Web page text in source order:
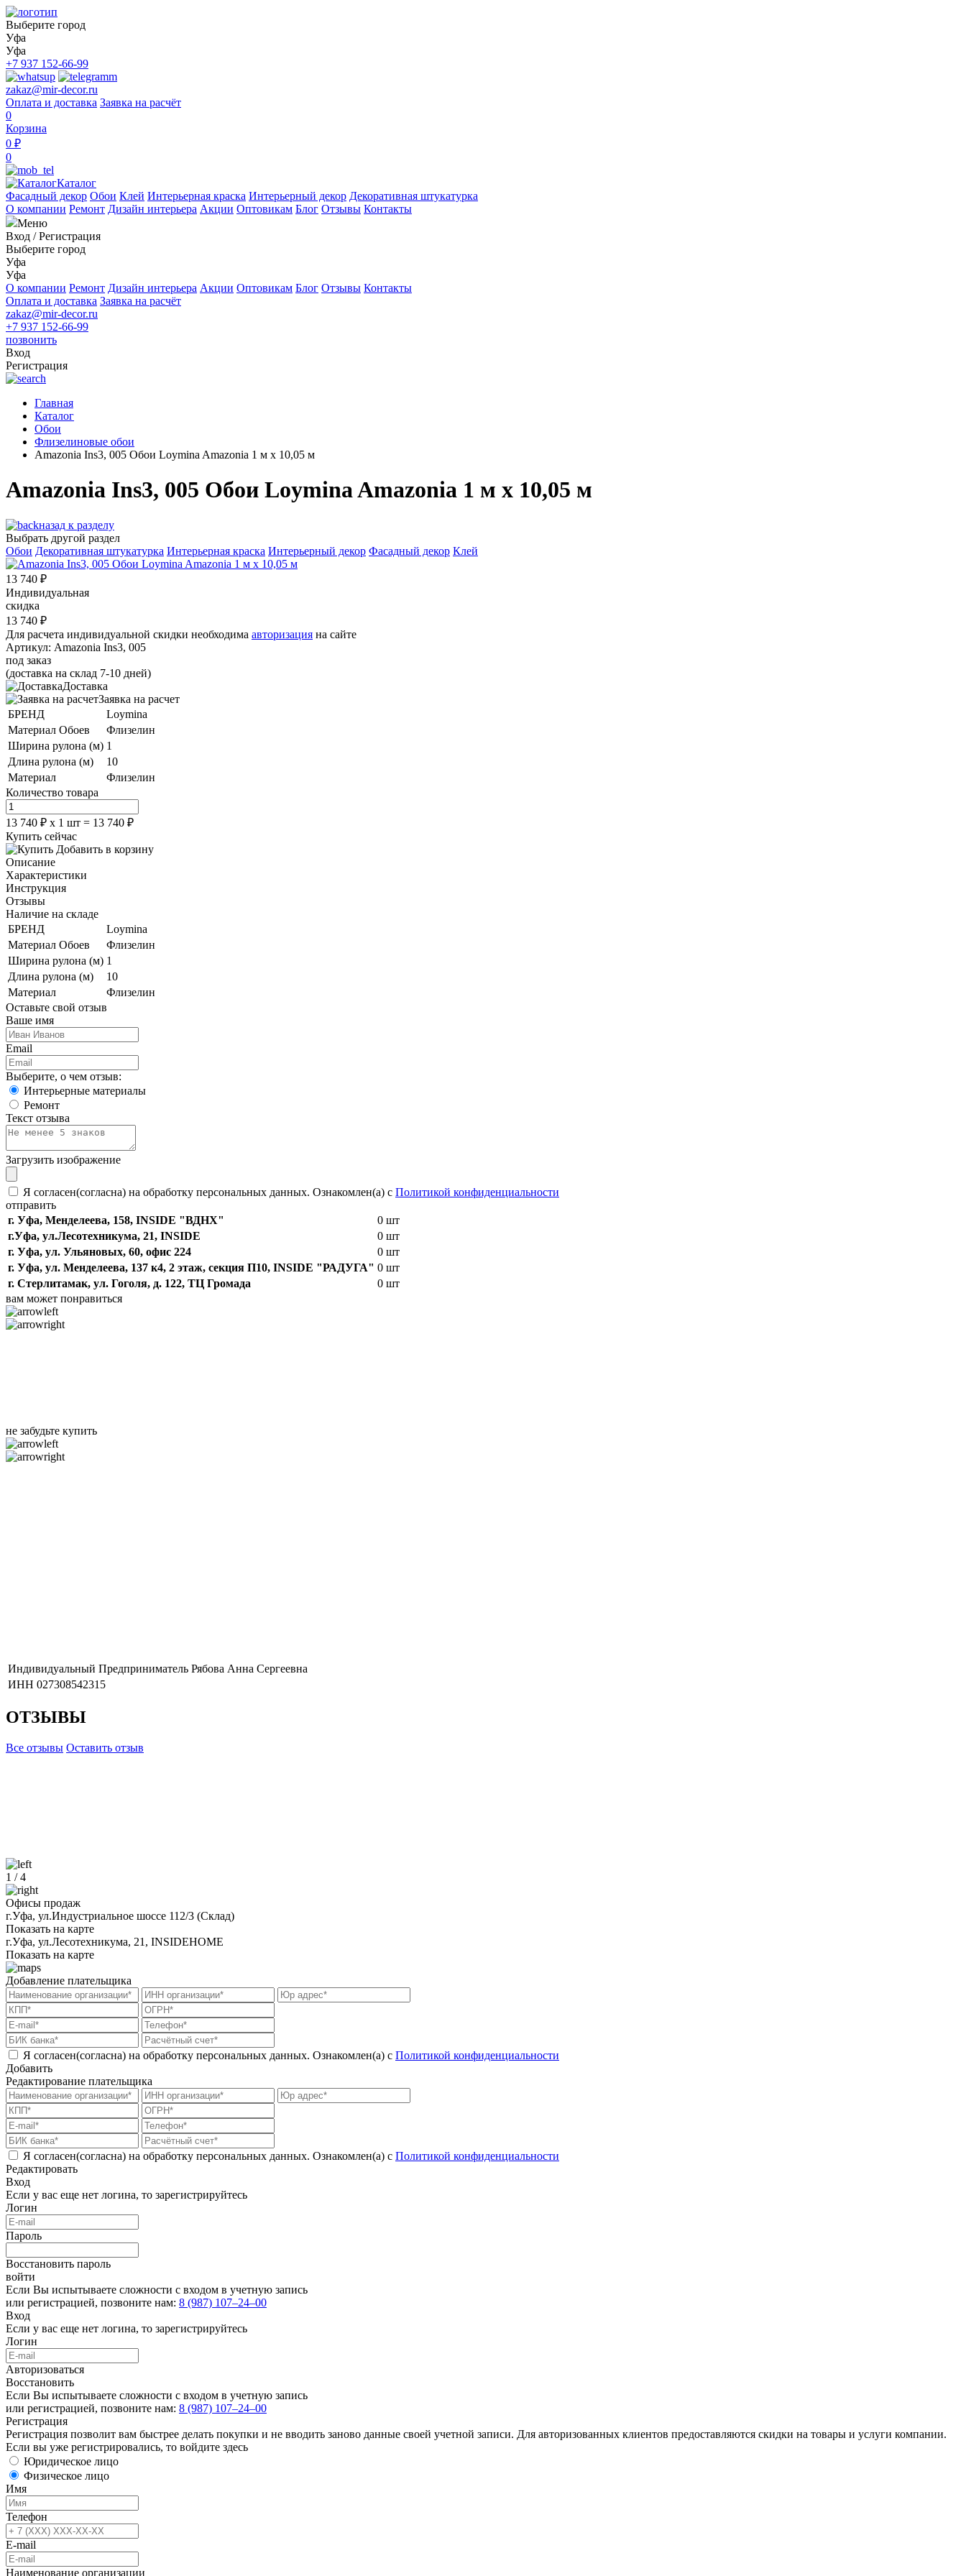
Выберите город
Уфа
Уфа
+7 937 152-66-99
zakaz@mir-decor.ru
Оплата и доставка Заявка на расчёт
0
Корзина
0 ₽
0
Каталог
Фасадный декор Обои Клей Интерьерная краска Интерьерный декор Декоративная штукатурка
О компании Ремонт Дизайн интерьера Акции Оптовикам Блог Отзывы Контакты
Меню
Вход /Регистрация
Выберите город
Уфа
Уфа
О компании Ремонт Дизайн интерьера Акции Оптовикам Блог Отзывы Контакты
Оплата и доставка Заявка на расчёт
zakaz@mir-decor.ru
+7 937 152-66-99
позвонить
Вход
Регистрация
Главная
Каталог
Обои
Флизелиновые обои
Amazonia Ins3, 005 Обои Loymina Amazonia 1 м х 10,05 м
Amazonia Ins3, 005 Обои Loymina Amazonia 1 м х 10,05 м
назад к разделу
Выбрать другой раздел
Обои Декоративная штукатурка Интерьерная краска Интерьерный декор Фасадный декор Клей
13 740 ₽
Индивидуальная
скидка
13 740 ₽
Для расчета индивидуальной скидки необходима авторизация на сайте
Артикул: Amazonia Ins3, 005
под заказ
(доставка на склад 7-10 дней)
Доставка
Заявка на расчет
БРЕНД
Loymina
Материал Обоев
Флизелин
Ширина рулона (м) 1
Длина рулона (м)
10
Материал
Флизелин
Количество товара
13 740 ₽ х 1 шт = 13 740 ₽
Купить сейчас
Добавить в корзину
Описание
Характеристики
Инструкция
Отзывы
Наличие на складе
БРЕНД
Loymina
Материал Обоев
Флизелин
Ширина рулона (м) 1
Длина рулона (м)
10
Материал
Флизелин
Оставьте свой отзыв
Ваше имя
Email
Выберите, о чем отзыв:
Интерьерные материалы
Ремонт
Текст отзыва
Загрузить изображение
Я согласен(согласна) на обработку персональных данных. Ознакомлен(а) с Политикой конфиденциальности
отправить
г. Уфа, Менделеева, 158, INSIDE "ВДНХ"
0 шт
г.Уфа, ​ул.Лесотехникума, 21, INSIDE
0 шт
г. Уфа, ул. Ульяновых, 60, офис 224
0 шт
г. Уфа, ул. Менделеева, 137 к4, ​2 этаж, секция П10, INSIDE "РАДУГА" 0 шт
г. Стерлитамак, ул. Гоголя, д. 122, ТЦ Громада
0 шт
вам может понравиться
не забудьте купить
Индивидуальный Предприниматель Рябова Анна Сергеевна
ИНН 027308542315
ОТЗЫВЫ
Все отзывы Оставить отзыв
1 /4
Офисы продаж
г.Уфа, ул.Индустриальное шоссе 112/3 (Склад)
Показать на карте
г.Уфа, ​ул.Лесотехникума, 21, INSIDEHOME
Показать на карте
Добавление плательщика
Я согласен(согласна) на обработку персональных данных. Ознакомлен(а) с Политикой конфиденциальности
Добавить
Редактирование плательщика
Я согласен(согласна) на обработку персональных данных. Ознакомлен(а) с Политикой конфиденциальности
Редактировать
Вход
Если у вас еще нет логина, то зарегистрируйтесь
Логин
Пароль
Восстановить пароль
войти
Если Вы испытываете сложности с входом в учетную запись
или регистрацией, позвоните нам: 8 (987) 107‒24‒00
Вход
Если у вас еще нет логина, то зарегистрируйтесь
Логин
Авторизоваться
Восстановить
Если Вы испытываете сложности с входом в учетную запись
или регистрацией, позвоните нам: 8 (987) 107‒24‒00
Регистрация
Регистрация позволит вам быстрее делать покупки и не вводить заново данные своей учетной записи. Для авторизованных клиентов предоставляются скидки на товары и услуги компании.
Если вы уже регистрировались, то войдите здесь
Юридическое лицо
Физическое лицо
Имя
Телефон
E-mail
Наименование организации